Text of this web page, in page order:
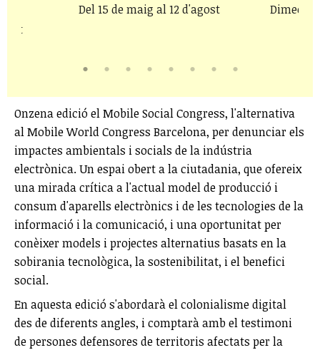
Del 15 de maig al 12 d'agost
Onzena edició el Mobile Social Congress, l'alternativa
al Mobile World Congress Barcelona, per denunciar els
impactes ambientals i socials de la indústria
electrònica. Un espai obert a la ciutadania, que ofereix
una mirada crítica a l'actual model de producció i
consum d'aparells electrònics i de les tecnologies de la
informació i la comunicació, i una oportunitat per
conèixer models i projectes alternatius basats en la
sobirania tecnològica, la sostenibilitat, i el benefici
social.
En aquesta edició s'abordarà el colonialisme digital
des de diferents angles, i comptarà amb el testimoni
de persones defensores de territoris afectats per la